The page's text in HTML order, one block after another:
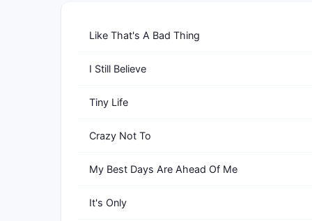
Like That's A Bad Thing
I Still Believe
Tiny Life
Crazy Not To
My Best Days Are Ahead Of Me
It's Only